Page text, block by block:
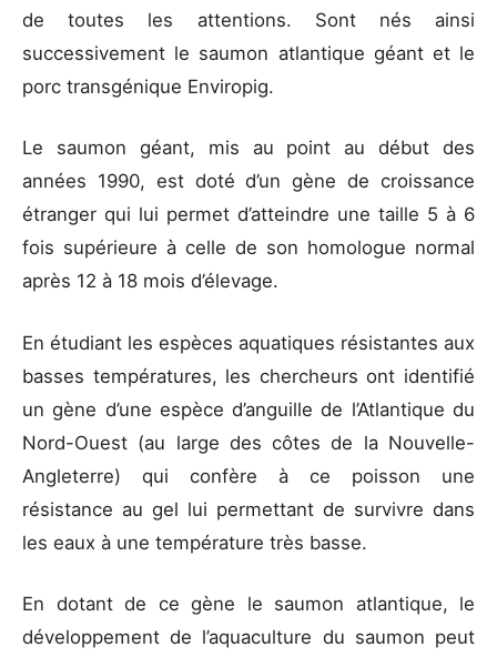
de toutes les attentions. Sont nés ainsi
successivement le saumon atlantique géant et le
porc transgénique Enviropig.
Le saumon géant, mis au point au début des
années 1990, est doté d’un gène de croissance
étranger qui lui permet d’atteindre une taille 5 à 6
fois supérieure à celle de son homologue normal
après 12 à 18 mois d’élevage.
En étudiant les espèces aquatiques résistantes aux
basses températures, les chercheurs ont identifié
un gène d’une espèce d’anguille de l’Atlantique du
Nord-Ouest (au large des côtes de la Nouvelle-
Angleterre) qui confère à ce poisson une
résistance au gel lui permettant de survivre dans
les eaux à une température très basse.
En dotant de ce gène le saumon atlantique, le
développement de l’aquaculture du saumon peut